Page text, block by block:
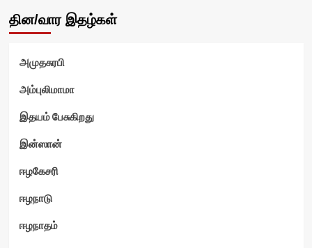
தின/வார இதழ்கள்
அமுதசுரபி
அம்புலிமாமா
இதயம் பேசுகிறது
இன்ஸான்
ஈழகேசரி
ஈழநாடு
ஈழநாதம்